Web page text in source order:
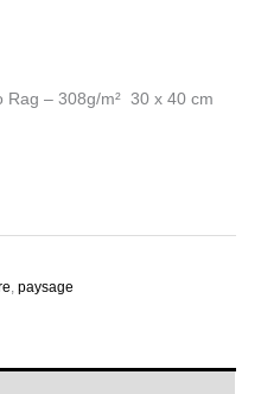
Rag – 308g/m² 30 x 40 cm
,paysage